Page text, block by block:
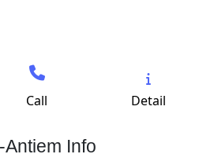
Call Detail
Info